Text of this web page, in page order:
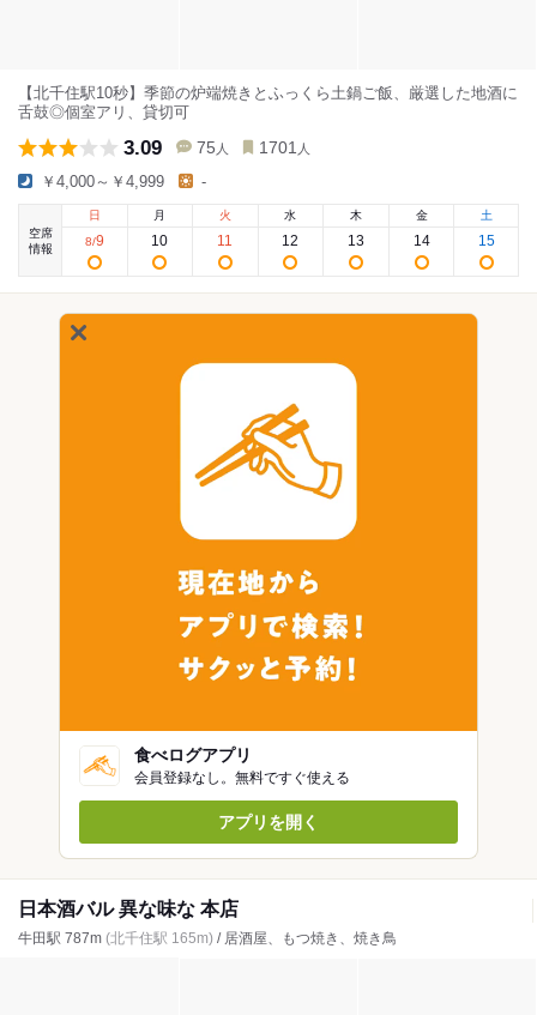
【北千住駅10秒】季節の炉端焼きとふっくら土鍋ご飯、厳選した地酒に
舌鼓◎個室アリ、貸切可
3.09 75 人 1701 人
￥4,000～￥4,999 -
空席
情報
日
8/9
月
10
火
11
水
12
木
13
金
14
土
15
食べログアプリ
会員登録なし。無料ですぐ使える
アプリを開く
日本酒バル 異な味な 本店
牛田駅 787m (北千住駅 165m) / 居酒屋、もつ焼き、焼き鳥